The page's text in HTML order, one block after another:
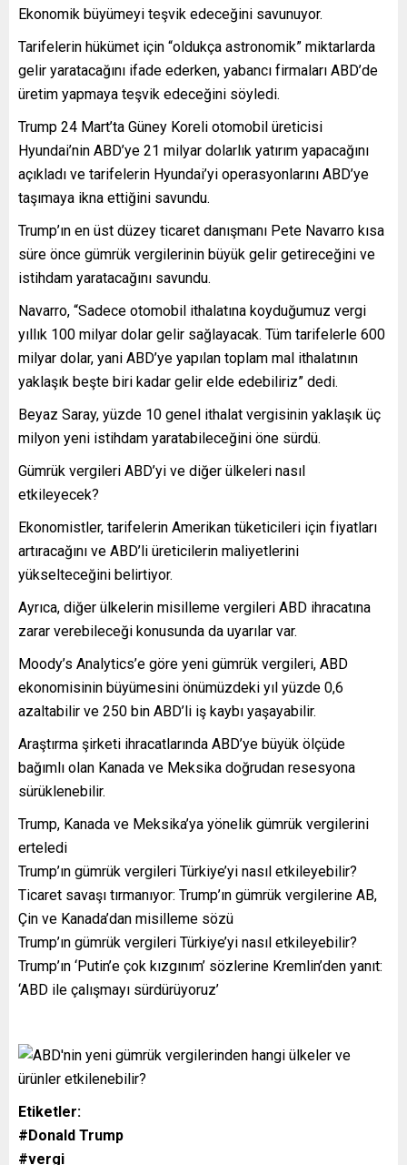
Ekonomik büyümeyi teşvik edeceğini savunuyor.
Tarifelerin hükümet için “oldukça astronomik” miktarlarda
gelir yaratacağını ifade ederken, yabancı firmaları ABD’de
üretim yapmaya teşvik edeceğini söyledi.
Trump 24 Mart’ta Güney Koreli otomobil üreticisi
Hyundai’nin ABD’ye 21 milyar dolarlık yatırım yapacağını
açıkladı ve tarifelerin Hyundai’yi operasyonlarını ABD’ye
taşımaya ikna ettiğini savundu.
Trump’ın en üst düzey ticaret danışmanı Pete Navarro kısa
süre önce gümrük vergilerinin büyük gelir getireceğini ve
istihdam yaratacağını savundu.
Navarro, “Sadece otomobil ithalatına koyduğumuz vergi
yıllık 100 milyar dolar gelir sağlayacak. Tüm tarifelerle 600
milyar dolar, yani ABD’ye yapılan toplam mal ithalatının
yaklaşık beşte biri kadar gelir elde edebiliriz” dedi.
Beyaz Saray, yüzde 10 genel ithalat vergisinin yaklaşık üç
milyon yeni istihdam yaratabileceğini öne sürdü.
Gümrük vergileri ABD’yi ve diğer ülkeleri nasıl
etkileyecek?
Ekonomistler, tarifelerin Amerikan tüketicileri için fiyatları
artıracağını ve ABD’li üreticilerin maliyetlerini
yükselteceğini belirtiyor.
Ayrıca, diğer ülkelerin misilleme vergileri ABD ihracatına
zarar verebileceği konusunda da uyarılar var.
Moody’s Analytics’e göre yeni gümrük vergileri, ABD
ekonomisinin büyümesini önümüzdeki yıl yüzde 0,6
azaltabilir ve 250 bin ABD’li iş kaybı yaşayabilir.
Araştırma şirketi ihracatlarında ABD’ye büyük ölçüde
bağımlı olan Kanada ve Meksika doğrudan resesyona
sürüklenebilir.
Trump, Kanada ve Meksika’ya yönelik gümrük vergilerini
erteledi
Trump’ın gümrük vergileri Türkiye’yi nasıl etkileyebilir?
Ticaret savaşı tırmanıyor: Trump’ın gümrük vergilerine AB,
Çin ve Kanada’dan misilleme sözü
Trump’ın gümrük vergileri Türkiye’yi nasıl etkileyebilir?
Trump’ın ‘Putin’e çok kızgınım’ sözlerine Kremlin’den yanıt:
‘ABD ile çalışmayı sürdürüyoruz’
Etiketler:
#Donald Trump
#vergi